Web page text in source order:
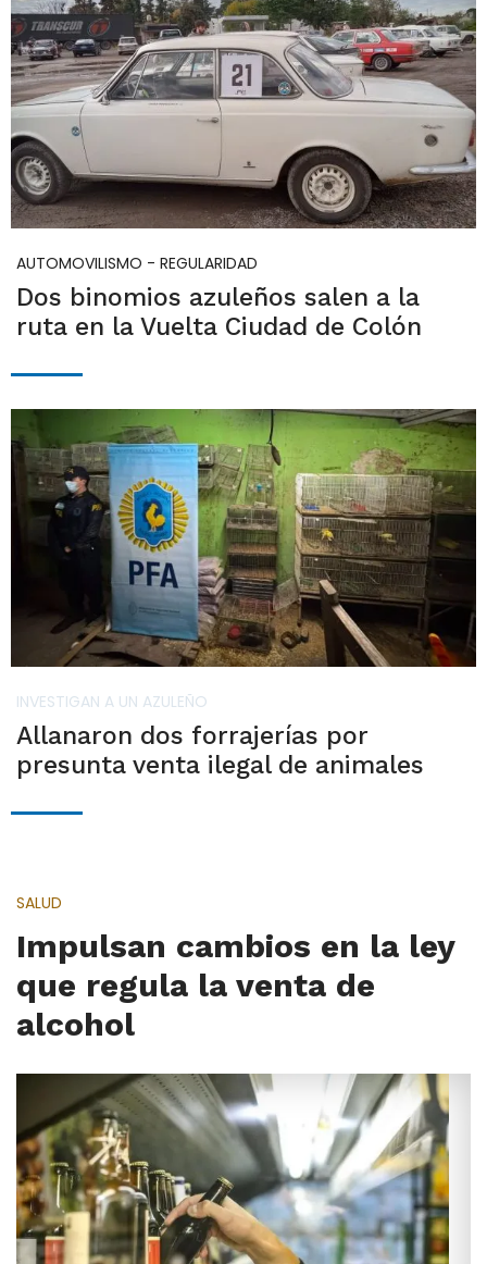
AUTOMOVILISMO - REGULARIDAD
Dos binomios azuleños salen a la
ruta en la Vuelta Ciudad de Colón
INVESTIGAN A UN AZULEÑO
Allanaron dos forrajerías por
presunta venta ilegal de animales
SALUD
Impulsan cambios en la ley
que regula la venta de
alcohol